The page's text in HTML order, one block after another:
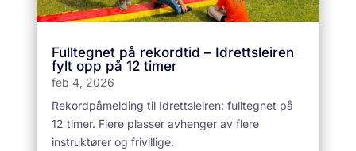
Fulltegnet på rekordtid – Idrettsleiren
fylt opp på 12 timer
feb 4, 2026
Rekordpåmelding til Idrettsleiren: fulltegnet på
12 timer. Flere plasser avhenger av flere
instruktører og frivillige.